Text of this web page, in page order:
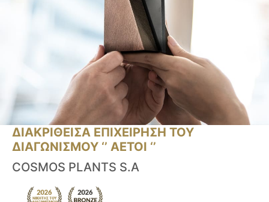
ΔΙΑΚΡΙΘΕΙΣΑ ΕΠΙΧΕΙΡΗΣΗ ΤΟΥ
ΔΙΑΓΩΝΙΣΜΟΥ ‘’ ΑΕΤΟΙ ‘’
COSMOS PLANTS S.A